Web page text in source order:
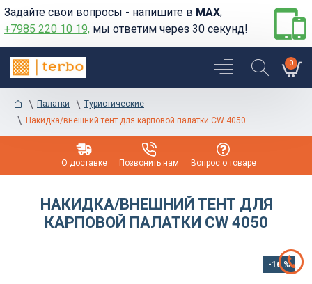
Задайте свои вопросы - напишите в MAX;
+7985 220 10 19, мы ответим через 30 секунд!
0
Палатки
Туристические
Накидка/внешний тент для карповой палатки CW 4050
О доставке Позвонить нам Вопрос о товаре
НАКИДКА/ВНЕШНИЙ ТЕНТ ДЛЯ
КАРПОВОЙ ПАЛАТКИ CW 4050
-16 %